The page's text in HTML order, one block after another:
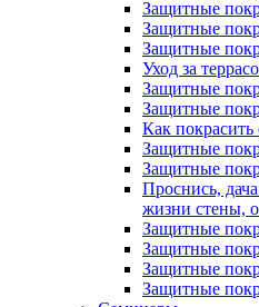
Защитные
Защитные
Защитные
Уход за
Защитные
Защитные
Как покрасить
Защитные
Защитные
Проснись,
жизни стены,
Защитные
Защитные
Защитные
Защитные